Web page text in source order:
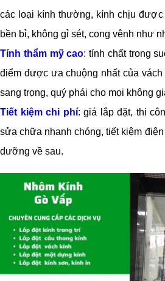
các loại kính thường, kính chịu
bền bỉ, không gỉ sét, cong vênh như
Tính thẩm mỹ cao: tính chất trong
điểm được ưa chuộng nhất của
sang trọng, quý phái cho mọi không
Tiết kiệm chi phí: giá lắp đặt, thi
sửa chữa nhanh chóng, tiết kiệm
dưỡng về sau.